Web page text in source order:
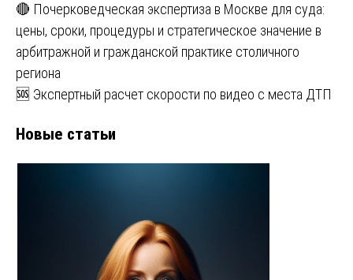
🔴 Почерковедческая экспертиза в Москве для суда:
цены, сроки, процедуры и стратегическое значение в
арбитражной и гражданской практике столичного
региона
🆘 Экспертный расчет скорости по видео с места ДТП
Новые статьи